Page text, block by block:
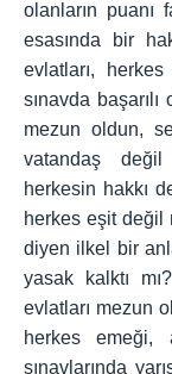
olanların puanı
esasında bir
evlatları,
sınavda
mezun oldun,
vatandaş değil
herkesin hakkı
herkes eşit değil
diyen ilkel bir
yasak kalktı
evlatları mezun
herkes emeği,
sınavlarında